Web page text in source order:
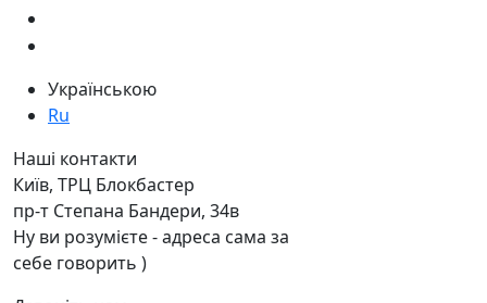
Українською
Ru
Наші контакти
Київ, ТРЦ Блокбастер
пр-т Степана Бандери, 34в
Ну ви розумієте - адреса сама за
себе говорить )